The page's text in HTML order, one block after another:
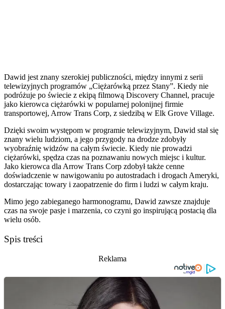
Dawid jest znany szerokiej publiczności, między innymi z serii
telewizyjnych programów „Ciężarówką przez Stany”. Kiedy nie
podróżuje po świecie z ekipą filmową Discovery Channel, pracuje
jako kierowca ciężarówki w popularnej polonijnej firmie
transportowej, Arrow Trans Corp, z siedzibą w Elk Grove Village.
Dzięki swoim występom w programie telewizyjnym, Dawid stał się
znany wielu ludziom, a jego przygody na drodze zdobyły
wyobraźnię widzów na całym świecie. Kiedy nie prowadzi
ciężarówki, spędza czas na poznawaniu nowych miejsc i kultur.
Jako kierowca dla Arrow Trans Corp zdobył także cenne
doświadczenie w nawigowaniu po autostradach i drogach Ameryki,
dostarczając towary i zaopatrzenie do firm i ludzi w całym kraju.
Mimo jego zabieganego harmonogramu, Dawid zawsze znajduje
czas na swoje pasje i marzenia, co czyni go inspirującą postacią dla
wielu osób.
Spis treści
Reklama